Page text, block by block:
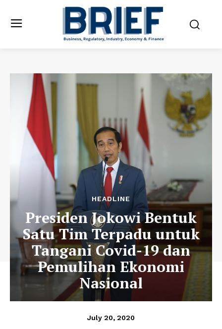
HEADLINE
Presiden Jokowi Bentuk
Satu Tim Terpadu untuk
Tangani Covid-19 dan
Pemulihan Ekonomi
Nasional
July 20, 2020